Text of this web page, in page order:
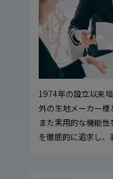
1974年の設立以来
外の生地メーカー様
また実用的な機能
を徹底的に追求し